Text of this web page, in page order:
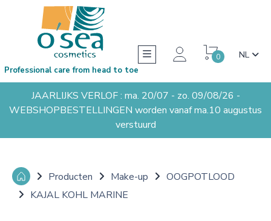
0 NL
Professional care from head to toe
JAARLIJKS VERLOF : ma. 20/07 - zo. 09/08/26 -
WEBSHOPBESTELLINGEN worden vanaf ma.10 augustus
verstuurd
Producten Make-up
OOGPOTLOOD
KAJAL KOHL MARINE